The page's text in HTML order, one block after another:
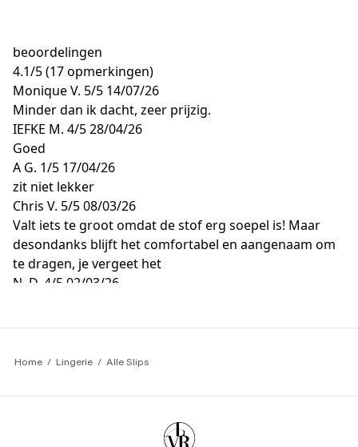
beoordelingen
4.1/5(17 opmerkingen)
Monique V. 5/5 14/07/26
Minder dan ik dacht, zeer prijzig.
IEFKE M. 4/528/04/26
Goed
A G. 1/5 17/04/26
zit niet lekker
Chris V. 5/508/03/26
Valt iets te groot omdat de stof erg soepel is! Maar
desondanks blijft het comfortabel en aangenaam om
te dragen, je vergeet het
N. D. 4/5 02/03/26
Home Lingerie Alle Slips